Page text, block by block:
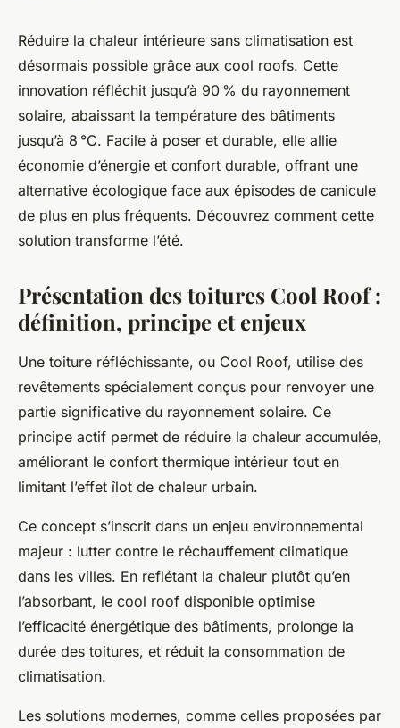
Cool roofs : l'innovation qui
change votre été !
Mathieu •31 août 2025 •4 min de lecture
Réduire la chaleur intérieure sans climatisation est
désormais possible grâce aux cool roofs. Cette
innovation réfléchit jusqu’à 90 % du rayonnement
solaire, abaissant la température des bâtiments
jusqu’à 8 °C. Facile à poser et durable, elle allie
économie d’énergie et confort durable, offrant une
alternative écologique face aux épisodes de canicule
de plus en plus fréquents. Découvrez comment cette
solution transforme l’été.
Présentation des toitures Cool Roof :
définition, principe et enjeux
Une toiture réfléchissante, ou Cool Roof, utilise des
revêtements spécialement conçus pour renvoyer une
partie significative du rayonnement solaire. Ce
principe actif permet de réduire la chaleur accumulée,
améliorant le confort thermique intérieur tout en
limitant l’effet îlot de chaleur urbain.
Ce concept s’inscrit dans un enjeu environnemental
majeur : lutter contre le réchauffement climatique
dans les villes. En reflétant la chaleur plutôt qu’en
l’absorbant, le cool roof disponible optimise
l’efficacité énergétique des bâtiments, prolonge la
durée des toitures, et réduit la consommation de
climatisation.
Les solutions modernes, comme celles proposées par